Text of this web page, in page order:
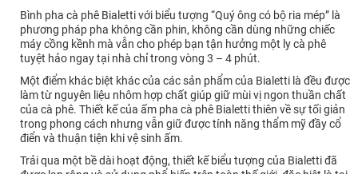
Bình pha cà phê Bialetti với biểu tượng “Quý ông có bộ ria mép” là
phương pháp pha không cần phin, không cần dùng những chiếc
máy cồng kềnh mà vẫn cho phép bạn tận hưởng một ly cà phê
tuyệt hảo ngay tại nhà chỉ trong vòng 3 – 4 phút.
Một điểm khác biệt khác của các sản phẩm của Bialetti là đều được
làm từ nguyên liệu nhôm hợp chất giúp giữ mùi vị ngon thuần chất
của cà phê. Thiết kế của ấm pha cà phê Bialetti thiên về sự tối giản
trong phong cách nhưng vẫn giữ được tính năng thẩm mỹ đầy cổ
điển và thuận tiện khi vệ sinh ấm.
Trải qua một bề dài hoạt động, thiết kế biểu tượng của Bialetti đã